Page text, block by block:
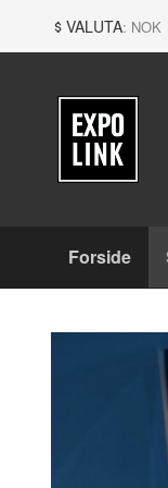
VALUTA: NOK
Forside